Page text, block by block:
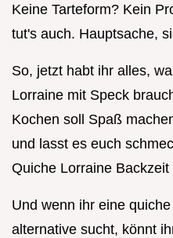
Keine Tarteform? Kein
tut's auch. Hauptsache,
So, jetzt habt ihr alles,
Lorraine mit Speck
Kochen soll Spaß
und lasst es euch
Quiche Lorraine Backzeit
Und wenn ihr eine
alternative sucht, könnt